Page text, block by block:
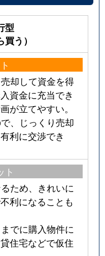
型
買う）
却して資金を得
資金に充当でき
が立てやすい。
、じっくり売却
利に交渉でき
ト
ため、きれいに
利になることも
でに購入物件に
住宅などで仮住